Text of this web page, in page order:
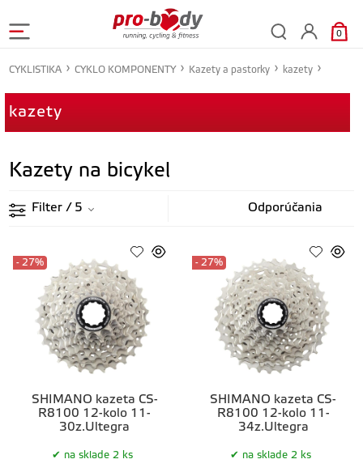
0
kazety
CYKLISTIKA CYKLO KOMPONENTY Kazety a pastorky kazety
Kazety na bicykel
Filter / 5
SHIMANO kazeta CS-
R8100 12-kolo 11-
30z.Ultegra
- 27%
na sklade 2 ks
SHIMANO kazeta CS-
R8100 12-kolo 11-
34z.Ultegra
- 27%
na sklade 2 ks